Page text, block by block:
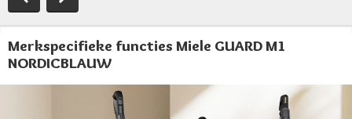
Merkspecifieke functies Miele GUARD M1
NORDICBLAUW